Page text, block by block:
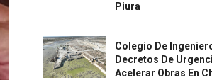
Piura
Colegio De
Decretos De
Acelerar Obras En